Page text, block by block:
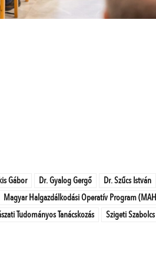
Gábor Dr. Gyalog Gergő Dr. Szűcs István
Magyar Halgazdálkodási Operatív Program
Tudományos Tanácskozás Szigeti Szabolcs